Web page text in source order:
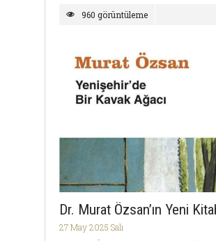
960 görüntüleme
Dr. Murat Özsan’ın Yeni
27 May 2025 Salı